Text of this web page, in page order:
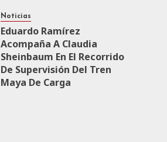
Noticias
Eduardo Ramírez
Acompaña A Claudia
Sheinbaum En El Recorrido
De Supervisión Del Tren
Maya De Carga